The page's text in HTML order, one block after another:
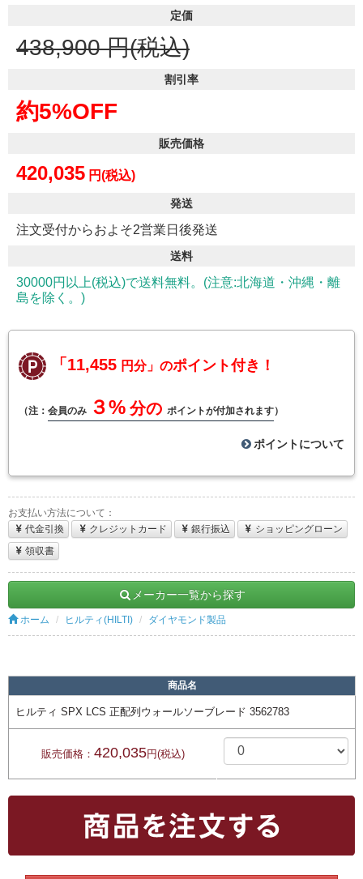
定価
438,900 円(税込)
割引率
約5%OFF
販売価格
420,035 円(税込)
発送
注文受付からおよそ2営業日後発送
送料
30000円以上(税込)で送料無料。(注意:北海道・沖縄・離
島を除く。)
「11,455 円分」のポイント付き！
（注： 会員のみ ３% 分の ポイントが付加されます）
ポイントについて
お支払い方法について：
代金引換
クレジットカード 銀行振込
ショッピングローン
領収書
メーカー一覧から探す
ホーム ヒルティ(HILTI) ダイヤモンド製品
商品名
ヒルティ SPX LCS 正配列ウォールソーブレード 3562783
販売価格： 420,035円(税込)